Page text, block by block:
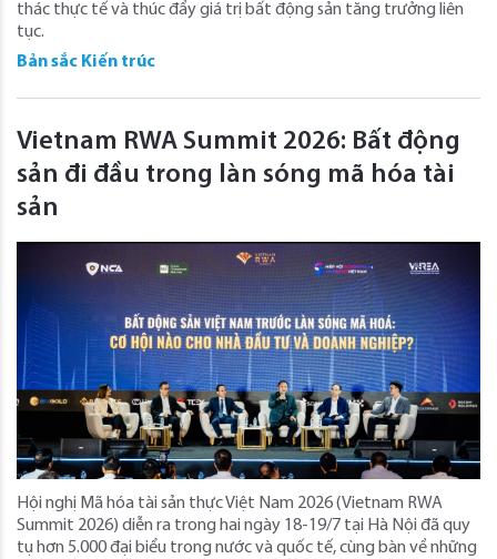
thác thực tế và thúc đẩy giá trị bất động sản tăng trưởng liên
tục.
Bản sắc Kiến trúc
Vietnam RWA Summit 2026: Bất động
sản đi đầu trong làn sóng mã hóa tài
sản
Hội nghị Mã hóa tài sản thực Việt Nam 2026 (Vietnam RWA
Summit 2026) diễn ra trong hai ngày 18-19/7 tại Hà Nội đã quy
tụ hơn 5.000 đại biểu trong nước và quốc tế, cùng bàn về những